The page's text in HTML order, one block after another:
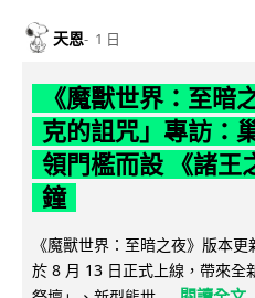
天恩 1 日
《魔獸世界：至暗
克的詛咒」專訪：
領門檻而設 《諸王
鐘
《魔獸世界：至暗之夜》版本
於 8 月 13 日正式上線，帶來全